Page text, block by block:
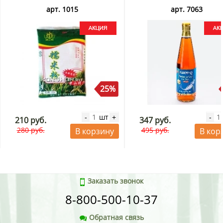
арт. 1015
25%
210 руб.
280 руб.
- шт +
В корзину
арт. 7063
347 руб.
495 руб.
-
В
Заказать звонок
8-800-500-10-37
Обратная связь